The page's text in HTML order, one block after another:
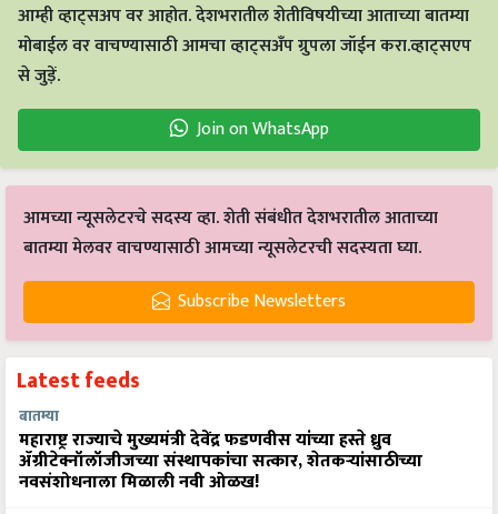
आम्ही व्हाट्सअप वर आहोत. देशभरातील शेतीविषयीच्या आताच्या बातम्या
मोबाईल वर वाचण्यासाठी आमचा व्हाट्सअँप ग्रुपला जॉईन करा.व्हाट्सएप
से जुड़ें.
Join on WhatsApp
आमच्या न्यूसलेटरचे सदस्य व्हा. शेती संबंधीत देशभरातील आताच्या
बातम्या मेलवर वाचण्यासाठी आमच्या न्यूसलेटरची सदस्यता घ्या.
Subscribe Newsletters
Latest feeds
बातम्या
महाराष्ट्र राज्याचे मुख्यमंत्री देवेंद्र फडणवीस यांच्या हस्ते ध्रुव
ॲग्रीटेक्नॉलॉजीजच्या संस्थापकांचा सत्कार, शेतकऱ्यांसाठीच्या
नवसंशोधनाला मिळाली नवी ओळख!